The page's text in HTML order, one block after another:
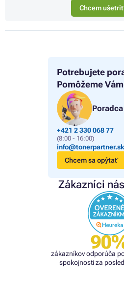
Potrebujete
Pomôžeme
+421 2 330 068 77
(8:00 - 16:00)
info@tonerpartner.sk
Chcem sa opýtať
Zákazníci
zákazníkov odporúča
spokojnosti za
Chcem